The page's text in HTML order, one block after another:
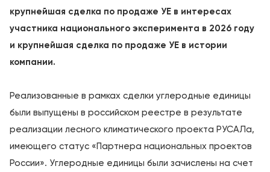
крупнейшая сделка по продаже УЕ в интересах
участника национального эксперимента в 2026 году
и крупнейшая сделка по продаже УЕ в истории
компании.
Реализованные в рамках сделки углеродные единицы
были выпущены в российском реестре в результате
реализации лесного климатического проекта РУСАЛа,
имеющего статус «Партнера национальных проектов
России». Углеродные единицы были зачислены на счет